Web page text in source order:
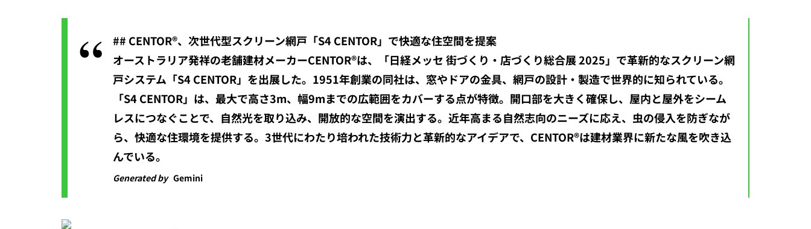
## CENTOR®、次世代型スクリーン網戸「S4 CENTOR」で快適な住空間を提案
オーストラリア発祥の老舗建材メーカーCENTOR®は、「日経メッセ 街づくり・店づくり総合展 2025」で革新的なスクリーン網
戸システム「S4 CENTOR」を出展した。1951年創業の同社は、窓やドアの金具、網戸の設計・製造で世界的に知られている。
「S4 CENTOR」は、最大で高さ3m、幅9mまでの広範囲をカバーする点が特徴。開口部を大きく確保し、屋内と屋外をシーム
レスにつなぐことで、自然光を取り込み、開放的な空間を演出する。近年高まる自然志向のニーズに応え、虫の侵入を防ぎなが
ら、快適な住環境を提供する。3世代にわたり培われた技術力と革新的なアイデアで、CENTOR®は建材業界に新たな風を吹き込
んでいる。
Generated by Gemini